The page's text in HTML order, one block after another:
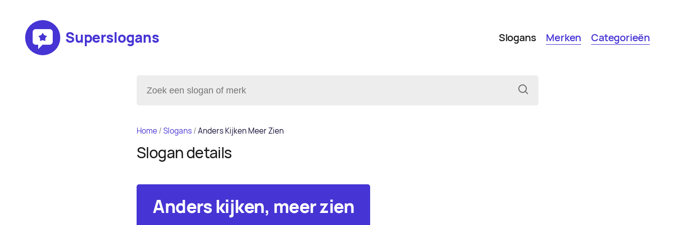
Superslogans Slogans Merken Categorieën
Home/Slogans/Anders Kijken Meer Zien
Slogan details
Anders kijken, meer zien